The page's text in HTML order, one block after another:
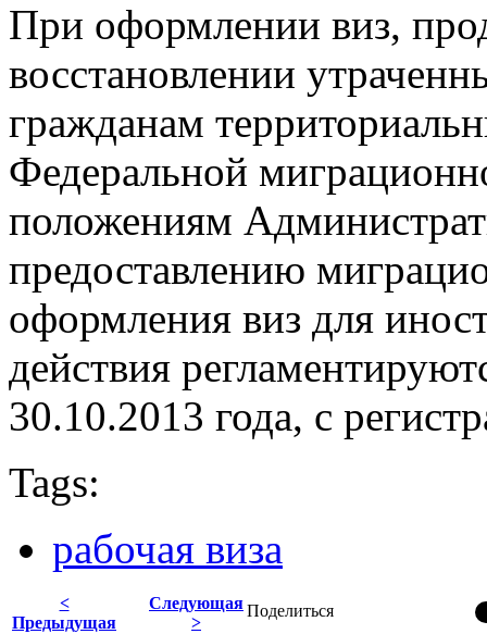
При оформлении виз,
восстановлении
гражданам
Федеральной
положениям
предоставлению
оформления виз для
действия
30.10.2013 года, с
Tags:
рабочая виза
Поделиться
<
Предыдущая
Следующая
>